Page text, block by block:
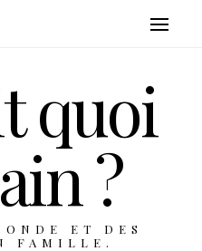
quoi
?
ET DES
FAMILLE.